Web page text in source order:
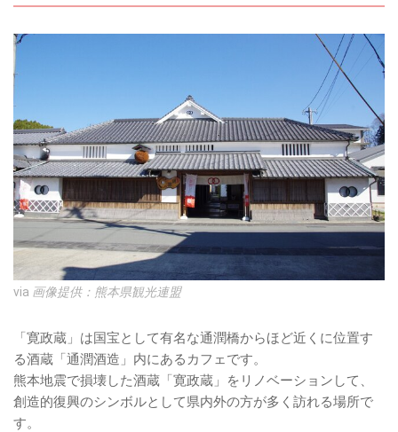
via 画像提供：熊本県観光連盟
「寛政蔵」は国宝として有名な通潤橋からほど近くに位置す
る酒蔵「通潤酒造」内にあるカフェです。
熊本地震で損壊した酒蔵「寛政蔵」をリノベーションして、
創造的復興のシンボルとして県内外の方が多く訪れる場所で
す。